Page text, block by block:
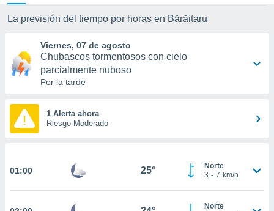
calidad.
a este
y
forma
digital
basada
La previsión del tiempo por horas en Bărăitaru
Viernes, 07 de agosto
Chubascos tormentosos con cielo
parcialmente nuboso
Por la tarde
1 Alerta ahora
Riesgo Moderado
01:00 25°
Norte
3 - 7 km/h
Norte